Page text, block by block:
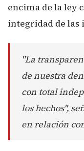
encima de la ley
integridad de
"La
de nuestra
con total
los hechos",
en relación